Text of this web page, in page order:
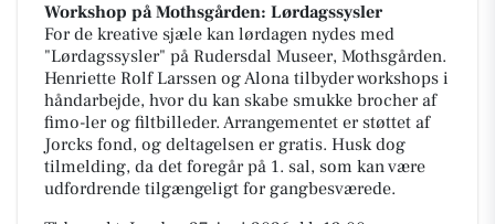
Workshop på Mothsgården: Lørdagssysler
For de kreative sjæle kan lørdagen nydes med
"Lørdagssysler" på Rudersdal Museer, Mothsgården.
Henriette Rolf Larssen og Alona tilbyder workshops i
håndarbejde, hvor du kan skabe smukke brocher af
fimo-ler og filtbilleder. Arrangementet er støttet af
Jorcks fond, og deltagelsen er gratis. Husk dog
tilmelding, da det foregår på 1. sal, som kan være
udfordrende tilgængeligt for gangbesværede.